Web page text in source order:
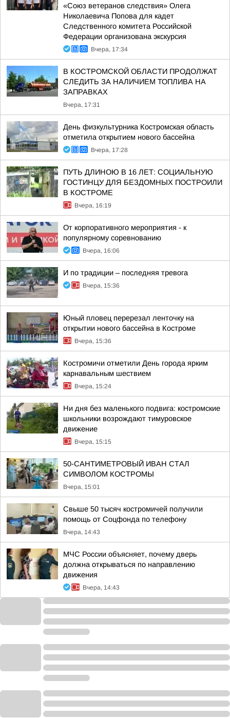
«Союз ветеранов следствия» Олега
Николаевича Попова для кадет
Следственного комитета Российской
Федерации организована экскурсия
Вчера, 17:34
В КОСТРОМСКОЙ ОБЛАСТИ ПРОДОЛЖАТ
СЛЕДИТЬ ЗА НАЛИЧИЕМ ТОПЛИВА НА
ЗАПРАВКАХ
Вчера, 17:31
День физкультурника Костромская область
отметила открытием нового бассейна
Вчера, 17:28
ПУТЬ ДЛИНОЮ В 16 ЛЕТ: СОЦИАЛЬНУЮ
ГОСТИНЦУ ДЛЯ БЕЗДОМНЫХ ПОСТРОИЛИ
В КОСТРОМЕ
Вчера, 16:19
От корпоративного мероприятия - к
популярному соревнованию
Вчера, 16:06
И по традиции – последняя тревога
Вчера, 15:36
Юный пловец перерезал ленточку на
открытии нового бассейна в Костроме
Вчера, 15:36
Костромичи отметили День города ярким
карнавальным шествием
Вчера, 15:24
Ни дня без маленького подвига: костромские
школьники возрождают тимуровское
движение
Вчера, 15:15
50-САНТИМЕТРОВЫЙ ИВАН СТАЛ
СИМВОЛОМ КОСТРОМЫ
Вчера, 15:01
Свыше 50 тысяч костромичей получили
помощь от Соцфонда по телефону
Вчера, 14:43
МЧС России объясняет, почему дверь
должна открываться по направлению
движения
Вчера, 14:43